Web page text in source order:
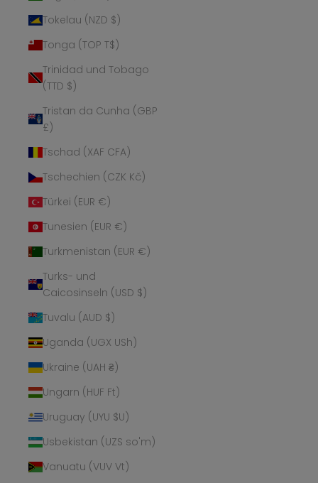
Tokelau (NZD $)
Tonga (TOP T$)
Trinidad und Tobago
(TTD $)
Tristan da Cunha (GBP
£)
Tschad (XAF CFA)
Tschechien (CZK Kč)
Türkei (EUR €)
Tunesien (EUR €)
Turkmenistan (EUR €)
Turks- und
Caicosinseln (USD $)
Tuvalu (AUD $)
Uganda (UGX USh)
Ukraine (UAH ₴)
Ungarn (HUF Ft)
Uruguay (UYU $U)
Usbekistan (UZS so'm)
Vanuatu (VUV Vt)